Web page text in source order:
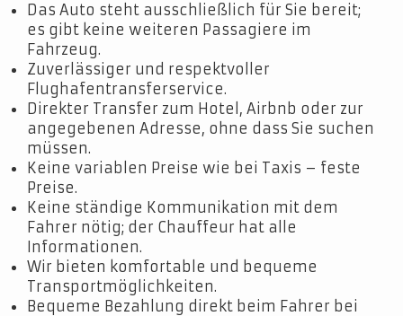
Das Auto steht ausschließlich für Sie bereit;
es gibt keine weiteren Passagiere im
Fahrzeug.
Zuverlässiger und respektvoller
Flughafentransferservice.
Direkter Transfer zum Hotel, Airbnb oder zur
angegebenen Adresse, ohne dass Sie suchen
müssen.
Keine variablen Preise wie bei Taxis – feste
Preise.
Keine ständige Kommunikation mit dem
Fahrer nötig; der Chauffeur hat alle
Informationen.
Wir bieten komfortable und bequeme
Transportmöglichkeiten.
Bequeme Bezahlung direkt beim Fahrer bei